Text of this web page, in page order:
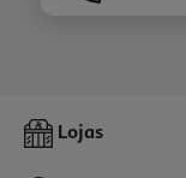
Lojas